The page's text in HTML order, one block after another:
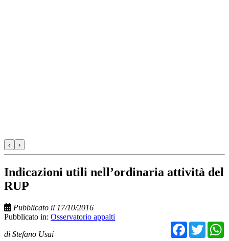
‹ ›
Indicazioni utili nell’ordinaria attività del
RUP
Pubblicato il 17/10/2016
Pubblicato in: Osservatorio appalti
di Stefano Usai